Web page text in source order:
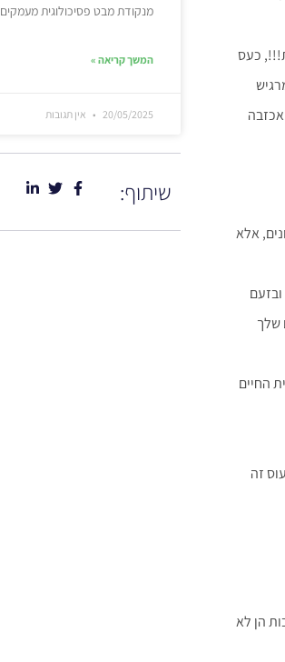
כעס
אלא
שלך
החיים
זה
הן לא
מנקודת מבט פסיכולוגית מעמקים
המשך קריאה »
20/05/2025 אין תגובות
שיתוף: